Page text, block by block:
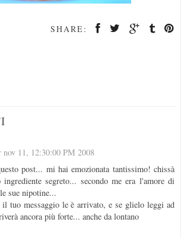
SHARE:
nov 11, 12:30:00 PM 2008
post... mi hai emozionata tantissimo! chissà
segreto... secondo me era l'amore di
sue nipotine...
il tuo messaggio le è arrivato, e se glielo leggi ad
ancora più forte... anche da lontano